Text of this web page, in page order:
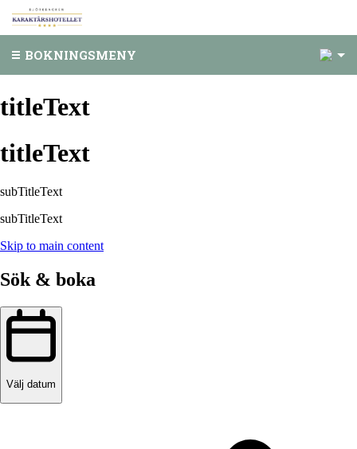
BOKNINGSMENY
titleText
titleText
subTitleText
subTitleText
Skip to main content
Sök & boka
Välj datum